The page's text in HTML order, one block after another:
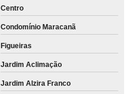
Centro
Condomínio Maracanã
Figueiras
Jardim Aclimação
Jardim Alzira Franco